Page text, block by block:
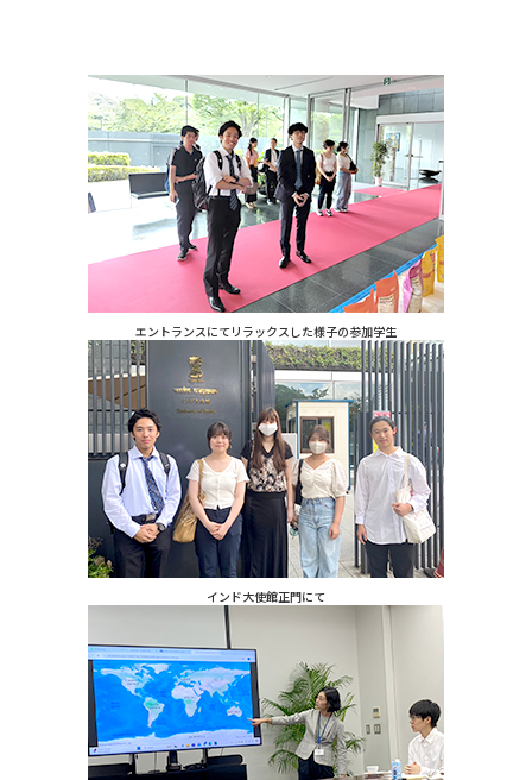
エントランスにてリラックスした様子の参加学生
インド大使館正門にて